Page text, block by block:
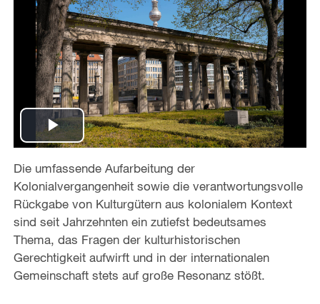
P
l
a
y
V
Die umfassende Aufarbeitung der
Kolonialvergangenheit sowie die verantwortungsvolle
Rückgabe von Kulturgütern aus kolonialem Kontext
sind seit Jahrzehnten ein zutiefst bedeutsames
Thema, das Fragen der kulturhistorischen
Gerechtigkeit aufwirft und in der internationalen
Gemeinschaft stets auf große Resonanz stößt.